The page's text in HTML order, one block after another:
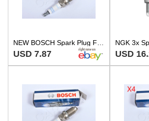
NEW BOSCH Spark Plug Fits OPEL VAUXHALL HOLDEN CHEVROLET BMW DAEWOO Tr 1214000
USD 7.87 USD